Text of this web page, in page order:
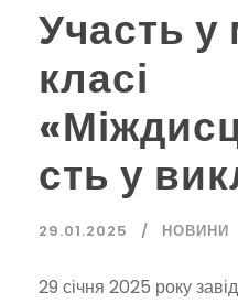
Участь
класі
сть у
29.01.2025 НОВИНИ
29 січня 2025 року